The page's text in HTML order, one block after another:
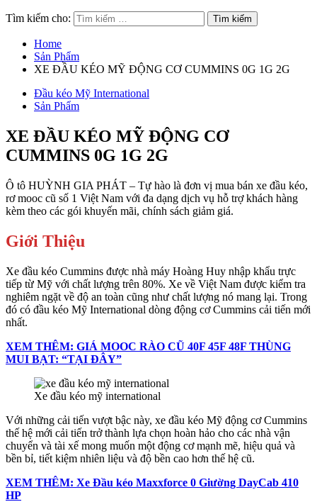
Tìm kiếm cho:
Home
Sản Phẩm
XE ĐẦU KÉO MỸ ĐỘNG CƠ CUMMINS 0G 1G 2G
Đầu kéo Mỹ International
Sản Phẩm
XE ĐẦU KÉO MỸ ĐỘNG CƠ
CUMMINS 0G 1G 2G
Ô tô HUỲNH GIA PHÁT – Tự hào là đơn vị mua bán xe đầu kéo,
rơ mooc cũ số 1 Việt Nam với đa dạng dịch vụ hỗ trợ khách hàng
kèm theo các gói khuyến mãi, chính sách giảm giá.
Giới Thiệu
Xe đầu kéo Cummins được nhà máy Hoàng Huy nhập khẩu trực
tiếp từ Mỹ với chất lượng trên 80%. Xe về Việt Nam được kiểm tra
nghiêm ngặt về độ an toàn cũng như chất lượng nó mang lại. Trong
đó có đầu kéo Mỹ International dòng động cơ Cummins cải tiến mới
nhất.
XEM THÊM: GIÁ MOOC RÀO CŨ 40F 45F 48F THÙNG
MUI BẠT: “TẠI ĐÂY”
Xe đầu kéo mỹ international
Với những cải tiến vượt bậc này, xe đầu kéo Mỹ động cơ Cummins
thế hệ mới cải tiến trở thành lựa chọn hoàn hảo cho các nhà vận
chuyển và tài xế mong muốn một động cơ mạnh mẽ, hiệu quả và
bền bỉ, tiết kiệm nhiên liệu và độ bền cao hơn thế hệ cũ.
XEM THÊM: Xe Đầu kéo Maxxforce 0 Giường DayCab 410
HP